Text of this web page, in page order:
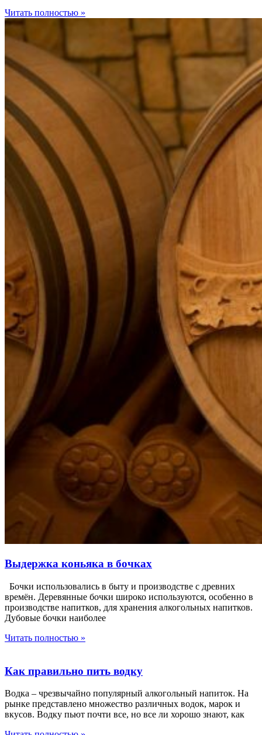
Читать полностью »
Выдержка коньяка в бочках
Бочки использовались в быту и производстве с древних
времён. Деревянные бочки широко используются, особенно в
производстве напитков, для хранения алкогольных напитков.
Дубовые бочки наиболее
Читать полностью »
Как правильно пить водку
Водка – чрезвычайно популярный алкогольный напиток. На
рынке представлено множество различных водок, марок и
вкусов. Водку пьют почти все, но все ли хорошо знают, как